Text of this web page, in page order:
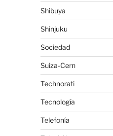
Shibuya
Shinjuku
Sociedad
Suiza-Cern
Technorati
Tecnología
Telefonía